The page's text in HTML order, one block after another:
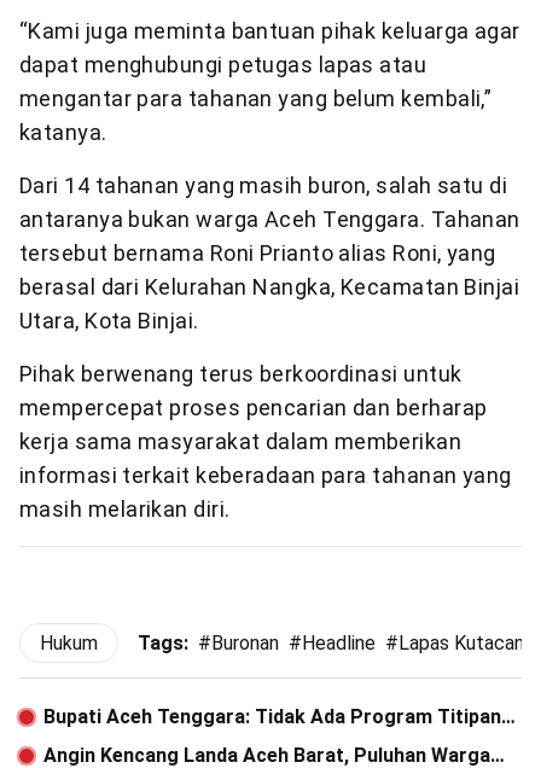
“Kami juga meminta bantuan pihak keluarga agar
dapat menghubungi petugas lapas atau
mengantar para tahanan yang belum kembali,”
katanya.
Dari 14 tahanan yang masih buron, salah satu di
antaranya bukan warga Aceh Tenggara. Tahanan
tersebut bernama Roni Prianto alias Roni, yang
berasal dari Kelurahan Nangka, Kecamatan Binjai
Utara, Kota Binjai.
Pihak berwenang terus berkoordinasi untuk
mempercepat proses pencarian dan berharap
kerja sama masyarakat dalam memberikan
informasi terkait keberadaan para tahanan yang
masih melarikan diri.
Hukum Tags: #Buronan #Headline #Lapas Kutacane
Bupati Aceh Tenggara: Tidak Ada Program Titipan
dalam Penggunaan Dana Desa
Angin Kencang Landa Aceh Barat, Puluhan Warga